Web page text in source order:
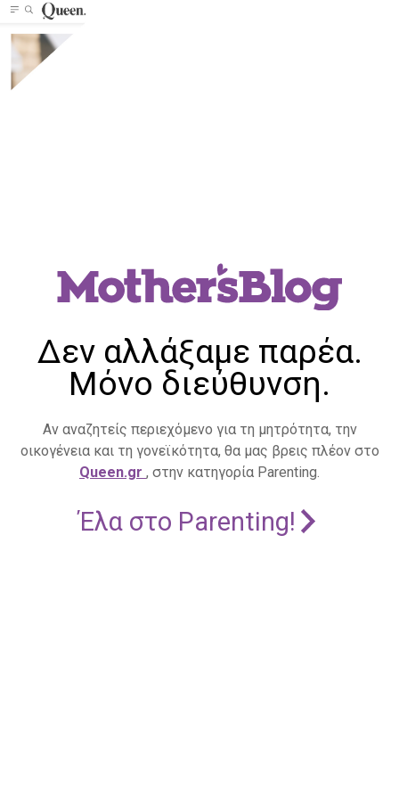
Δεν αλλάξαμε παρέα.
Μόνο διεύθυνση.
Αν αναζητείς περιεχόμενο για τη μητρότητα, την
οικογένεια και τη γονεϊκότητα, θα μας βρεις πλέον στο
Queen.gr , στην κατηγορία Parenting.
Έλα στο Parenting!